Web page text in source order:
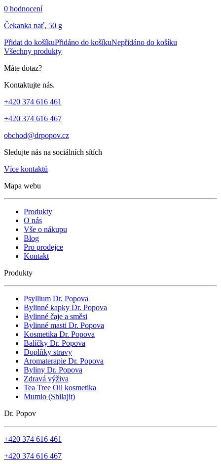
0 hodnocení
Čekanka nať, 50 g
Přidat do košíkuPřidáno do košíkuNepřidáno do košíku
Všechny produkty
Máte dotaz?
Kontaktujte nás.
+420 374 616 461
+420 374 616 467
obchod@drpopov.cz
Sledujte nás na sociálních sítích
Více kontaktů
Mapa webu
Produkty
O nás
Vše o nákupu
Blog
Pro prodejce
Kontakt
Produkty
Psyllium Dr. Popova
Bylinné kapky Dr. Popova
Bylinné čaje a směsi
Bylinné masti Dr. Popova
Kosmetika Dr. Popova
Balíčky Dr. Popova
Doplňky stravy
Aromaterapie Dr. Popova
Byliny Dr. Popova
Zdravá výživa
Tea Tree Oil kosmetika
Mumio (Shilajit)
Dr. Popov
+420 374 616 461
+420 374 616 467